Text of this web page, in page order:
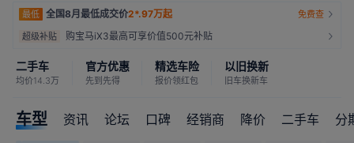
最低 全国8月最低成交价2*.97万起
免费查
超级补贴
购宝马iX3最高可享价值500元补贴
二手车
均价14.3万
官方优惠
先到先得
精选车险
报价领红包
以旧换新
旧车换新车
车型 资讯 论坛 口碑 经销商 降价 二手车 分